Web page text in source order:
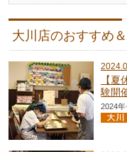
大川店のおすすめ
【
験開
2024